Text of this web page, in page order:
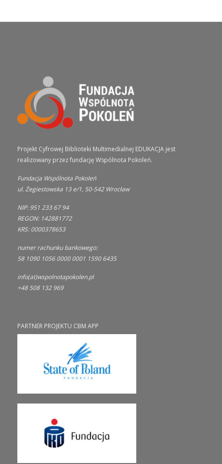
Projekt Cyfrowej Biblioteki Multimedialnej EDUKACJA jest
realizowany przez fundację Wspólnota Pokoleń.
Fundacja Wspólnota Pokoleń
ul. Żegiestowska 13 e/1, 50-542 Wrocław
NIP: 951 233 67 94
REGON: 142881772
KRS: 0000378653
numer rachunku bankowego:
58 1090 1056 0000 0001 1590 6435
info(at)wspolnotapokolen.pl
+48 508 132 969
PARTNER PROJEKTU CBM APP